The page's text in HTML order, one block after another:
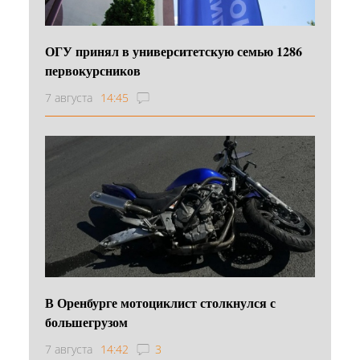
ОГУ принял в университетскую семью 1286
первокурсников
7 августа 14:45
В Оренбурге мотоциклист столкнулся с
большегрузом
7 августа 14:42 3